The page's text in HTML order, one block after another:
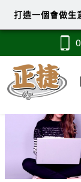
打造一個會做生